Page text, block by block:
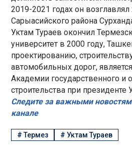
2019-2021 годах он
Сарыасийского района
Уктам Тураев окончил
университет в 2000 году,
проектированию,
автомобильных дорог,
Академии государственного и
строительства при президенте
Следите за важными
канале
#Термез #Уктам Тураев